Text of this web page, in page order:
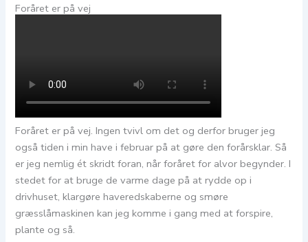
Foråret er på vej
Foråret er på vej. Ingen tvivl om det og derfor bruger jeg
også tiden i min have i februar på at gøre den forårsklar. Så
er jeg nemlig ét skridt foran, når foråret for alvor begynder. I
stedet for at bruge de varme dage på at rydde op i
drivhuset, klargøre haveredskaberne og smøre
græsslåmaskinen kan jeg komme i gang med at forspire,
plante og så.